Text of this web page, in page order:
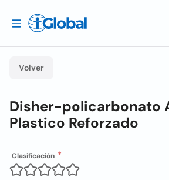
Volver
Disher-policarbonato
Plastico Reforzado
Clasificación